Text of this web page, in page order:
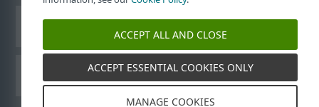
Outros produtos ESET
ACCEPT ALL AND CLOSE
ACCEPT ESSENTIAL COOKIES ONLY
MANAGE COOKIES